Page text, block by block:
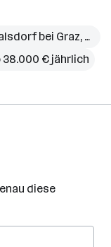
bei Graz,
38.000 € jährlich
diese